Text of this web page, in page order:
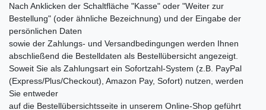
Nach Anklicken der Schaltfläche "Kasse" oder "Weiter zur
Bestellung" (oder ähnliche Bezeichnung) und der Eingabe der
persönlichen Daten
sowie der Zahlungs- und Versandbedingungen werden Ihnen
abschließend die Bestelldaten als Bestellübersicht angezeigt.
Soweit Sie als Zahlungsart ein Sofortzahl-System (z.B. PayPal
(Express/Plus/Checkout), Amazon Pay, Sofort) nutzen, werden
Sie entweder
auf die Bestellübersichtsseite in unserem Online-Shop geführt